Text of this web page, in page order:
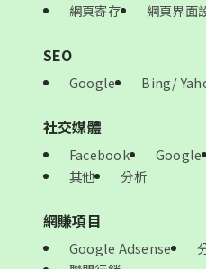
網頁寄存
網頁界面
SEO
Google Bing/
社交媒體
Facebook Google
其他
分析
網賺項目
Google Adsense